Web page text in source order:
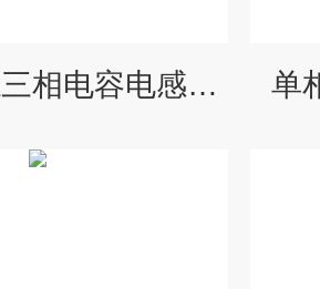
智能型有源三相电容电感测试仪 单